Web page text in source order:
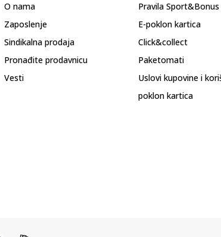
O nama
Zaposlenje
Sindikalna prodaja
Pronađite prodavnicu
Vesti
Pravila
E-poklon kartica
Click&collect
Paketomati
Uslovi kupovine i
poklon kartica